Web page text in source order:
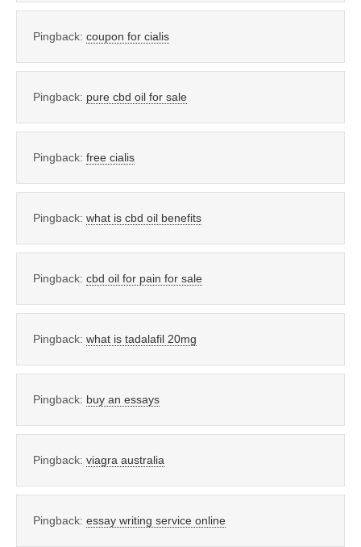
Pingback: coupon for cialis
Pingback: pure cbd oil for sale
Pingback: free cialis
Pingback: what is cbd oil benefits
Pingback: cbd oil for pain for sale
Pingback: what is tadalafil 20mg
Pingback: buy an essays
Pingback: viagra australia
Pingback: essay writing service online